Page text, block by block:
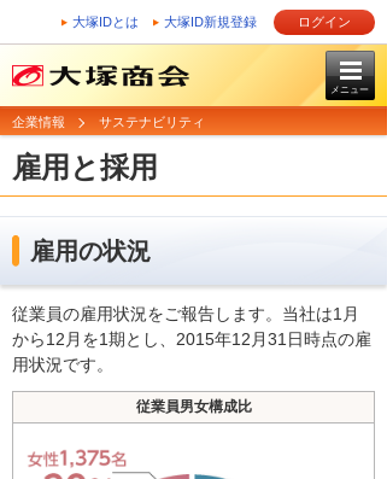
大塚IDとは 大塚ID新規登録 ログイン
メニュー
企業情報 サステナビリティ
雇用と採用
雇用の状況
従業員の雇用状況をご報告します。当社は1月
から12月を1期とし、2015年12月31日時点の雇
用状況です。
従業員男女構成比